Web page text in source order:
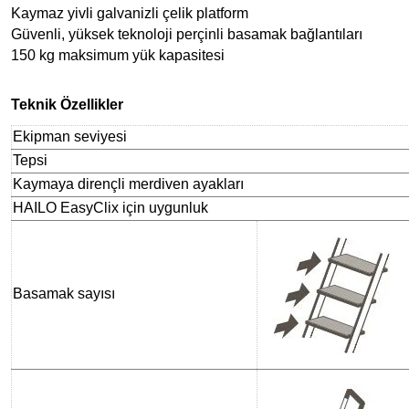
Kaymaz yivli galvanizli çelik platform
Güvenli, yüksek teknoloji perçinli basamak bağlantıları
150 kg maksimum yük kapasitesi
Teknik Özellikler
Ekipman seviyesi
Tepsi
Kaymaya dirençli merdiven ayakları
HAILO EasyClix için uygunluk
Basamak sayısı